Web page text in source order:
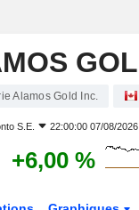
Alamos Gold Inc.
S.E. 22:00:00 07/08/2026
+6,00 %